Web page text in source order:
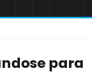
para